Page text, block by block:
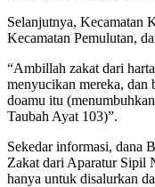
Selanjutnya, Kecamatan
Kecamatan Pemulutan,
“Ambillah zakat dari
menyucikan mereka, dan
doamu itu
Taubah Ayat 103)”.
Sekedar informasi, dana
Zakat dari Aparatur Sipil
hanya untuk disalurkan